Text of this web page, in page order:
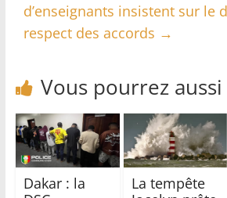
d’enseignants insistent sur le
respect des accords →
Vous pourrez
Dakar : la
La tempête